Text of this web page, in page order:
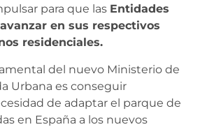
para que las Entidades
en sus respectivos
residenciales.
del nuevo Ministerio de
Urbana es conseguir
de adaptar el parque de
en España a los nuevos